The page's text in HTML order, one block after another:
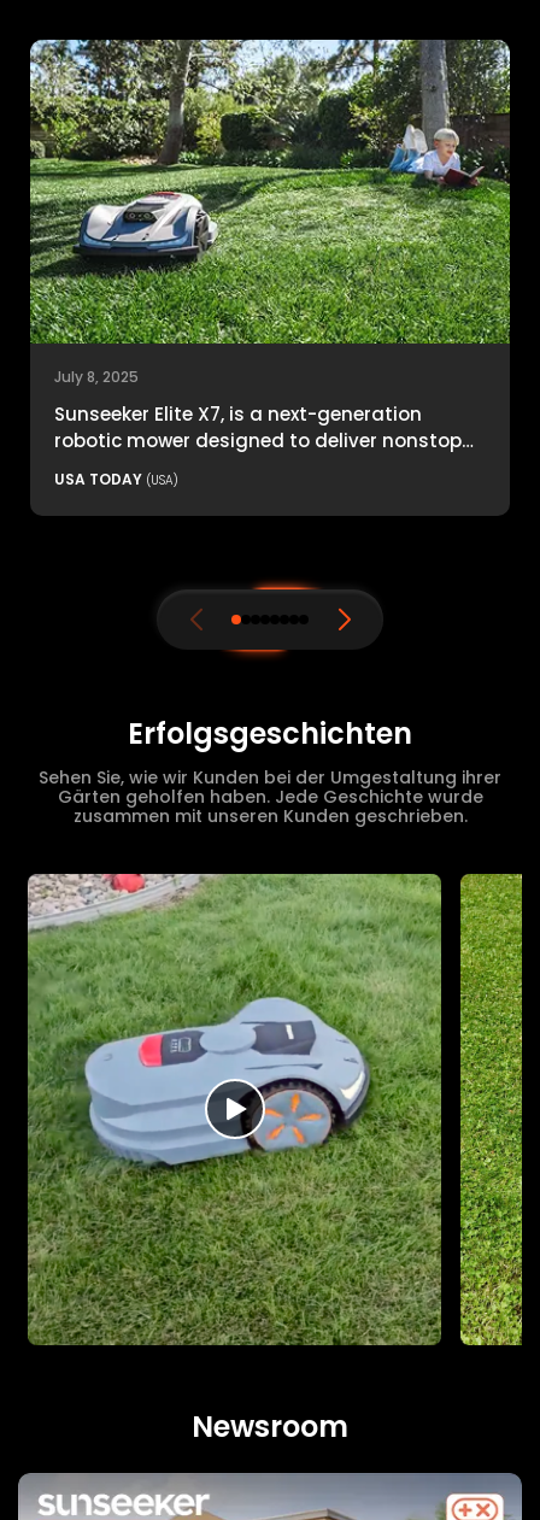
July 8, 2025
Sunseeker Elite X7, is a next-generation
robotic mower designed to deliver nonstop
productivity with unmatched cutting
USA TODAY (USA)
Erfolgsgeschichten
Sehen Sie, wie wir Kunden bei der Umgestaltung ihrer
Gärten geholfen haben. Jede Geschichte wurde
zusammen mit unseren Kunden geschrieben.
Newsroom